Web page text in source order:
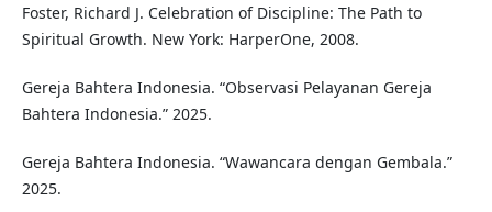
Foster, Richard J. Celebration of Discipline: The Path to
Spiritual Growth. New York: HarperOne, 2008.
Gereja Bahtera Indonesia. “Observasi Pelayanan Gereja
Bahtera Indonesia.” 2025.
Gereja Bahtera Indonesia. “Wawancara dengan Gembala.”
2025.